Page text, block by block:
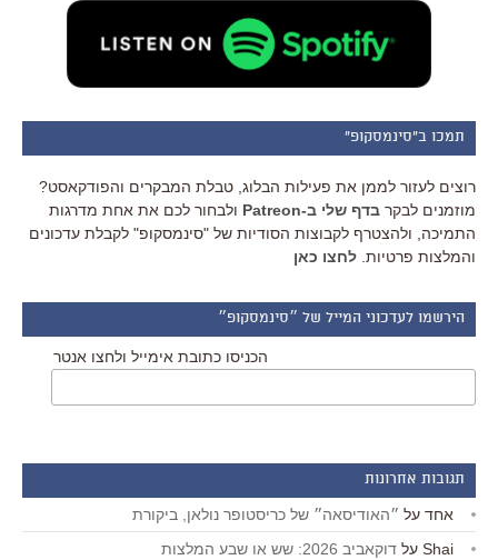
תמכו ב"סינמסקופ"
רוצים לעזור לממן את פעילות הבלוג, טבלת המבקרים והפודקאסט?
מוזמנים לבקר בדף שלי ב-Patreon
ולבחור לכם את אחת מדרגות
התמיכה, ולהצטרף לקבוצות הסודיות של "סינמסקופ" לקבלת עדכונים
והמלצות פרטיות. לחצו כאן
הירשמו לעדכוני המייל של ״סינמסקופ״
הכניסו כתובת אימייל ולחצו אנטר
תגובות אחרונות
אחד על ״האודיסאה״ של כריסטופר נולאן, ביקורת
Shai על דוקאביב 2026: שש או שבע המלצות